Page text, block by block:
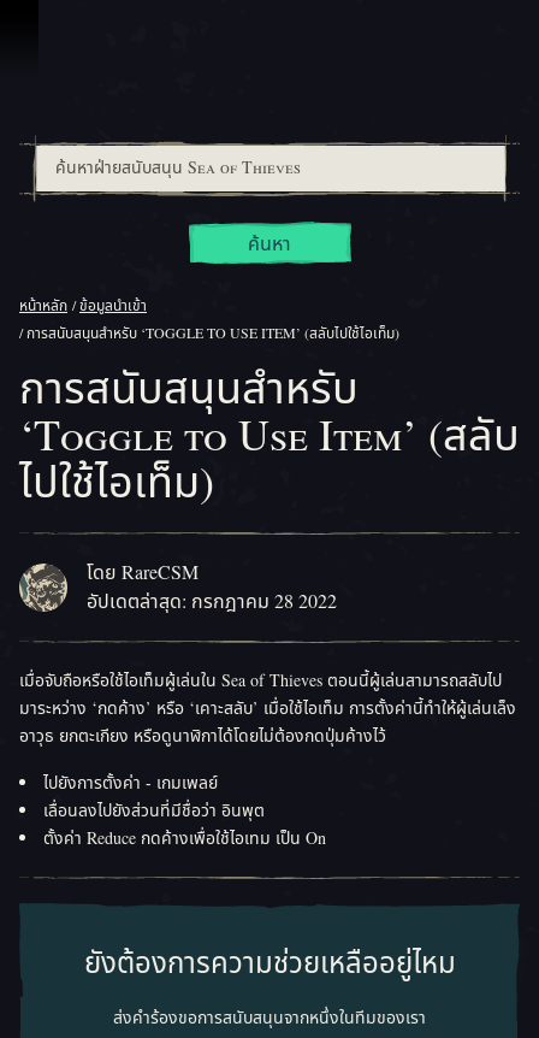
ค้นหา
หน้าหลัก ข้อมูลนำเข้า
การสนับสนุนสำหรับ ‘TOGGLE TO USE ITEM’ (สลับไปใช้ไอเท็ม)
การสนับสนุนสำหรับ
‘Toggle to Use Item’ (สลับ
ไปใช้ไอเท็ม)
โดย RareCSM
อัปเดตล่าสุด: กรกฎาคม 28 2022
เมื่อจับถือหรือใช้ไอเท็มผู้เล่นใน Sea of Thieves ตอนนี้ผู้เล่นสามารถสลับไป
มาระหว่าง ‘กดค้าง’ หรือ ‘เคาะสลับ’ เมื่อใช้ไอเท็ม การตั้งค่านี้ทำให้ผู้เล่นเล็ง
อาวุธ ยกตะเกียง หรือดูนาฬิกาได้โดยไม่ต้องกดปุ่มค้างไว้
ไปยังการตั้งค่า - เกมเพลย์
เลื่อนลงไปยังส่วนที่มีชื่อว่า อินพุต
ตั้งค่า Reduce กดค้างเพื่อใช้ไอเทม เป็น On
ยังต้องการความช่วยเหลืออยู่ไหม
ส่งคำร้องขอการสนับสนุนจากหนึ่งในทีมของเรา